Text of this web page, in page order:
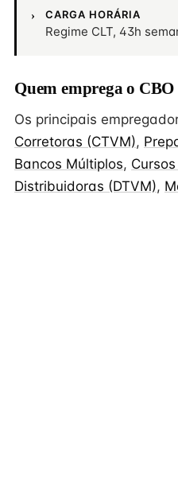
CARGA HORÁRIA
Regime CLT, 43h
Quem emprega o CBO
Os principais
Corretoras (CTVM),
Bancos Múltiplos,
Distribuidoras (DTVM),